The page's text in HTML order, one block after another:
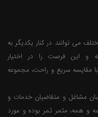
می توانند در کنار یکدیگر به
و این فرصت را در اختیار
با مقایسه سریع و راحت، مجموعه
شده در 618 برای صاحبان مشاغل و متقاضیان خدمات و
و همه، مثمر ثمر بوده و مورد